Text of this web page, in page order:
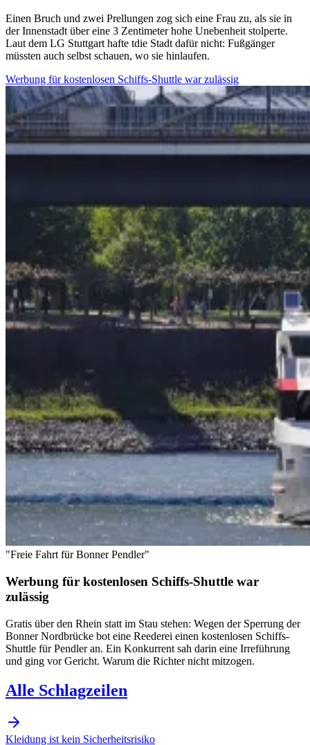
Einen Bruch und zwei Prellungen zog sich eine Frau zu, als sie in
der Innenstadt über eine 3 Zentimeter hohe Unebenheit stolperte.
Laut dem LG Stuttgart hafte tdie Stadt dafür nicht: Fußgänger
müssten auch selbst schauen, wo sie hinlaufen.
Werbung für kostenlosen Schiffs-Shuttle war zulässig
"Freie Fahrt für Bonner Pendler"
Werbung für kostenlosen Schiffs-Shuttle war
zulässig
Gratis über den Rhein statt im Stau stehen: Wegen der Sperrung der
Bonner Nordbrücke bot eine Reederei einen kostenlosen Schiffs-
Shuttle für Pendler an. Ein Konkurrent sah darin eine Irreführung
und ging vor Gericht. Warum die Richter nicht mitzogen.
Alle Schlagzeilen
Kleidung ist kein Sicherheitsrisiko